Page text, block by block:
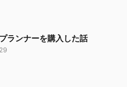
ランナーを購入した話